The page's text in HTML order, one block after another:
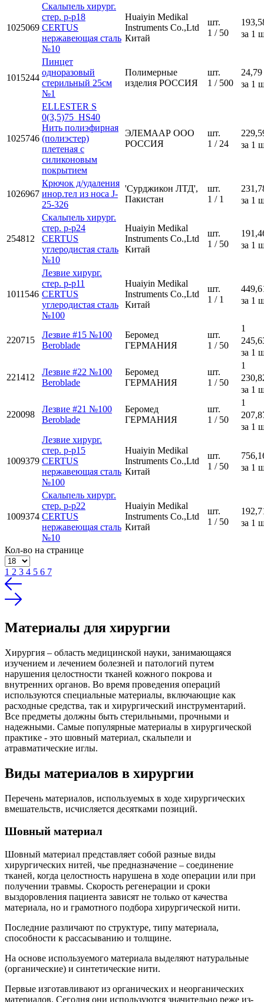
1025069
Скальпель хирург.
стер. р-р18
CERTUS
нержавеющая сталь
№10
Huaiyin Medikal
Instruments Co.,Ltd
Китай
шт.
1 / 50
за 1
1015244
Пинцет
одноразовый
стерильный 25см
№1
Полимерные
изделия РОССИЯ
шт.
1 / 500
за 1
1025746
ELLESTER S
0(3,5)75_HS40
Нить полиэфирная
(полиэстер)
плетеная с
силиконовым
покрытием
ЭЛЕМААР ООО
РОССИЯ
шт.
1 / 24
за 1
1026967
Крючок д/удаления
инор.тел из носа J-
25-326
'Сурджикон ЛТД',
Пакистан
шт.
1 / 1
за 1
254812
Скальпель хирург.
стер. р-р24
CERTUS
углеродистая сталь
№10
Huaiyin Medikal
Instruments Co.,Ltd
Китай
шт.
1 / 50
за 1
1011546
Лезвие хирург.
стер. р-р11
CERTUS
углеродистая сталь
№100
Huaiyin Medikal
Instruments Co.,Ltd
Китай
шт.
1 / 1
за 1
220715
Лезвие #15 №100
Beroblade
Беромед
ГЕРМАНИЯ
шт.
1 / 50
1
за 1
221412
Лезвие #22 №100
Beroblade
Беромед
ГЕРМАНИЯ
шт.
1 / 50
1
за 1
220098
Лезвие #21 №100
Beroblade
Беромед
ГЕРМАНИЯ
шт.
1 / 50
1
за 1
1009379
Лезвие хирург.
стер. р-р15
CERTUS
нержавеющая сталь
№100
Huaiyin Medikal
Instruments Co.,Ltd
Китай
шт.
1 / 50
за 1
1009374
Скальпель хирург.
стер. р-р22
CERTUS
нержавеющая сталь
№10
Huaiyin Medikal
Instruments Co.,Ltd
Китай
шт.
1 / 50
за 1
Кол-во на странице
1 2 3 4 5 6 7
Материалы для хирургии
Хирургия – область медицинской науки, занимающаяся
изучением и лечением болезней и патологий путем
нарушения целостности тканей кожного покрова и
внутренних органов. Во время проведения операций
используются специальные материалы, включающие как
расходные средства, так и хирургический инструментарий.
Все предметы должны быть стерильными, прочными и
надежными. Самые популярные материалы в хирургической
практике - это шовный материал, скальпели и
атравматические иглы.
Виды материалов в хирургии
Перечень материалов, используемых в ходе хирургических
вмешательств, исчисляется десятками позиций.
Шовный материал
Шовный материал представляет собой разные виды
хирургических нитей, чье предназначение – соединение
тканей, когда целостность нарушена в ходе операции или при
получении травмы. Скорость регенерации и сроки
выздоровления пациента зависят не только от качества
материала, но и грамотного подбора хирургической нити.
Последние различают по структуре, типу материала,
способности к рассасыванию и толщине.
На основе используемого материала выделяют натуральные
(органические) и синтетические нити.
Первые изготавливают из органических и неорганических
материалов. Сегодня они используются значительно реже из-